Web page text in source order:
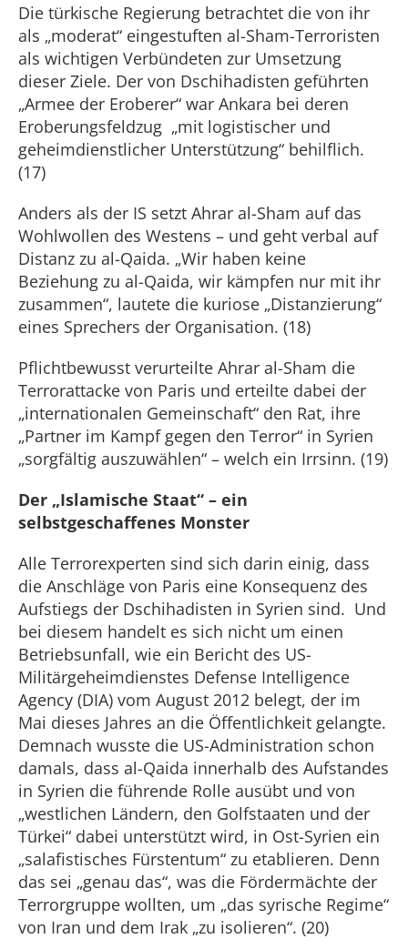
Die türkische Regierung betrachtet die von ihr
als „moderat“ eingestuften al-Sham-Terroristen
als wichtigen Verbündeten zur Umsetzung
dieser Ziele. Der von Dschihadisten geführten
„Armee der Eroberer“ war Ankara bei deren
Eroberungsfeldzug „mit logistischer und
geheimdienstlicher Unterstützung“ behilflich.
(17)
Anders als der IS setzt Ahrar al-Sham auf das
Wohlwollen des Westens – und geht verbal auf
Distanz zu al-Qaida. „Wir haben keine
Beziehung zu al-Qaida, wir kämpfen nur mit ihr
zusammen“, lautete die kuriose „Distanzierung“
eines Sprechers der Organisation. (18)
Pflichtbewusst verurteilte Ahrar al-Sham die
Terrorattacke von Paris und erteilte dabei der
„internationalen Gemeinschaft“ den Rat, ihre
„Partner im Kampf gegen den Terror“ in Syrien
„sorgfältig auszuwählen“ – welch ein Irrsinn. (19)
Der „Islamische Staat“ – ein
selbstgeschaffenes Monster
Alle Terrorexperten sind sich darin einig, dass
die Anschläge von Paris eine Konsequenz des
Aufstiegs der Dschihadisten in Syrien sind. Und
bei diesem handelt es sich nicht um einen
Betriebsunfall, wie ein Bericht des US-
Militärgeheimdienstes Defense Intelligence
Agency (DIA) vom August 2012 belegt, der im
Mai dieses Jahres an die Öffentlichkeit gelangte.
Demnach wusste die US-Administration schon
damals, dass al-Qaida innerhalb des Aufstandes
in Syrien die führende Rolle ausübt und von
„westlichen Ländern, den Golfstaaten und der
Türkei“ dabei unterstützt wird, in Ost-Syrien ein
„salafistisches Fürstentum“ zu etablieren. Denn
das sei „genau das“, was die Fördermächte der
Terrorgruppe wollten, um „das syrische Regime“
von Iran und dem Irak „zu isolieren“. (20)